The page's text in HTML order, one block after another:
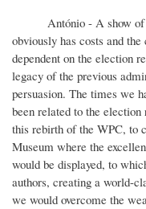
António - A show of
obviously has costs and
dependent on the election
legacy of the previous
persuasion. The times we
been related to the
this rebirth of the WPC, to
Museum where the
would be displayed, to
authors, creating a world-
we would overcome the